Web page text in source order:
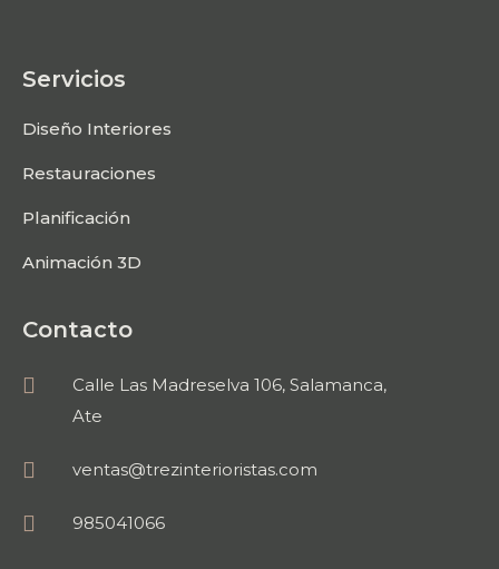
Servicios
Diseño Interiores
Restauraciones
Planificación
Animación 3D
Contacto
Calle Las Madreselva 106, Salamanca,
Ate
ventas@trezinterioristas.com
985041066